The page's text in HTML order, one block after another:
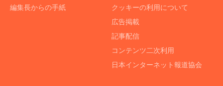
編集長からの手紙
クッキーの利用について
広告掲載
記事配信
コンテンツ二次利用
日本インターネット報道協会